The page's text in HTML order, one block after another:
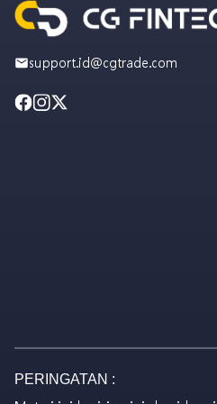
support.id@cgtrade.com
PERINGATAN :